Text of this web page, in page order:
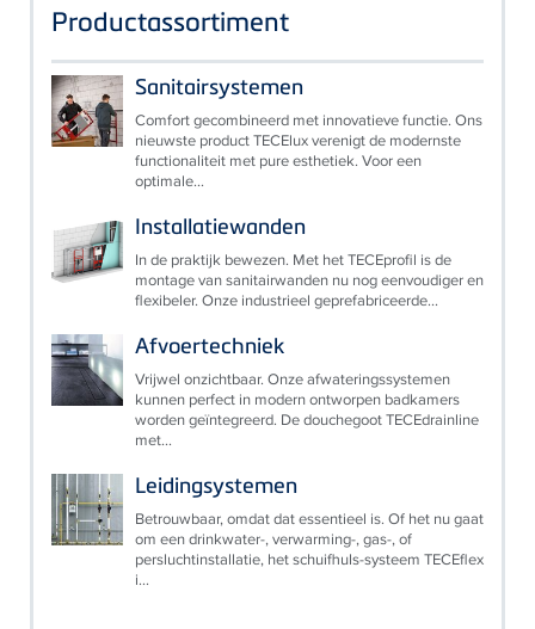
Productassortiment
Sanitairsystemen
Comfort gecombineerd met innovatieve functie. Ons
nieuwste product TECElux verenigt de modernste
functionaliteit met pure esthetiek. Voor een
optimale...
Installatiewanden
In de praktijk bewezen. Met het TECEprofil is de
montage van sanitairwanden nu nog eenvoudiger en
flexibeler. Onze industrieel geprefabriceerde...
Afvoertechniek
Vrijwel onzichtbaar. Onze afwateringssystemen
kunnen perfect in modern ontworpen badkamers
worden geïntegreerd. De douchegoot TECEdrainline
met...
Leidingsystemen
Betrouwbaar, omdat dat essentieel is. Of het nu gaat
om een drinkwater-, verwarming-, gas-, of
persluchtinstallatie, het schuifhuls-systeem TECEflex
i...